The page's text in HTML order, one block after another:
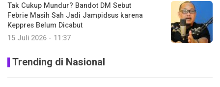
Tak Cukup Mundur? Bandot DM Sebut
Febrie Masih Sah Jadi Jampidsus karena
Keppres Belum Dicabut
15 Juli 2026 - 11:37
Trending di Nasional